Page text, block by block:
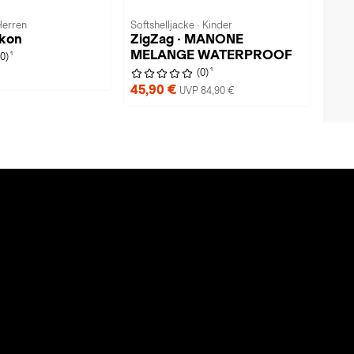
1
Softshelljacke · Kinder
ZigZag · MANONE
MELANGE WATERPROOF
(0) 1
45,90 € UVP 84,90 €